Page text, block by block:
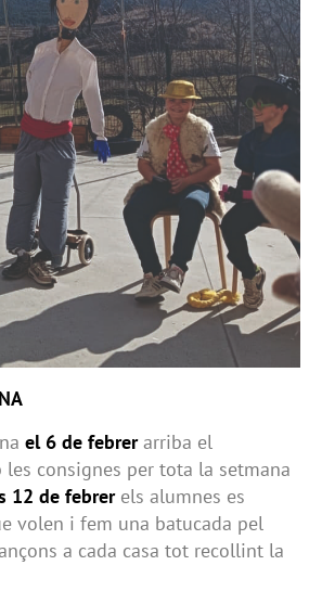
el 6 de febrerarriba el
les consignes per tota la setmana
12 de febrerels alumnes es
volen i fem una batucada pel
a cada casa tot recollint la